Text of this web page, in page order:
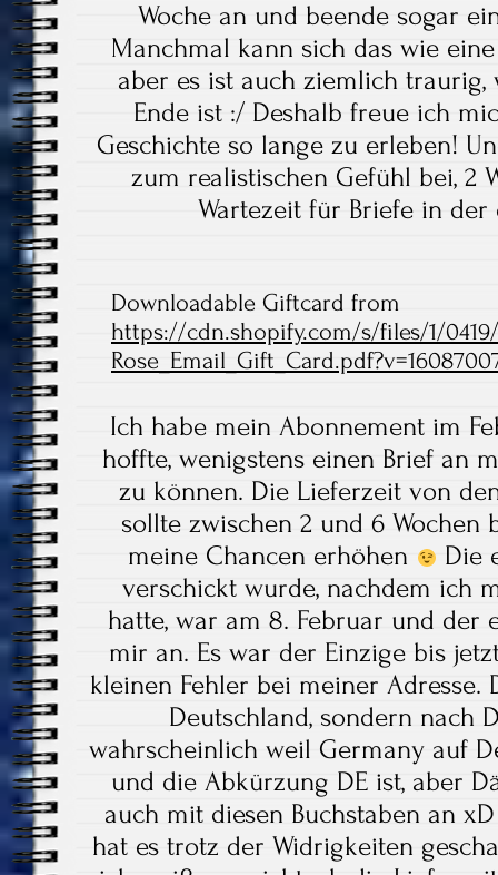
Woche an und beende sogar
Manchmal kann sich das wie
aber es ist auch ziemlich traurig,
Ende ist :/ Deshalb freue ich
Geschichte so lange zu erleben!
zum realistischen Gefühl bei, 2
Wartezeit für Briefe in der
Downloadable Giftcard from
https://cdn.shopify.com/s/files/1/
Ich habe mein Abonnement im
hoffte, wenigstens einen Brief an
zu können. Die Lieferzeit von
sollte zwischen 2 und 6 Wochen
meine Chancen erhöhen
Die
verschickt wurde, nachdem ich
hatte, war am 8. Februar und der
mir an. Es war der Einzige bis
kleinen Fehler bei meiner
Deutschland, sondern nach
wahrscheinlich weil Germany auf
und die Abkürzung DE ist, aber
auch mit diesen Buchstaben an
hat es trotz der Widrigkeiten